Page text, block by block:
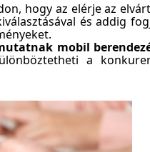
hogy az elérje az elvárt
és addig
mobil
a